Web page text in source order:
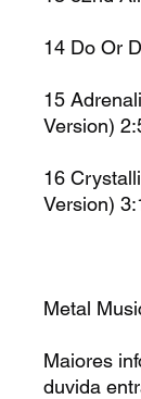
14 Do Or
15
Version)
16
Version)
Metal
Maiores
duvida